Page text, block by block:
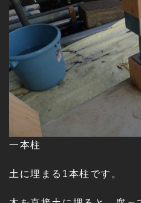
一本柱
土に埋まる1本柱です。